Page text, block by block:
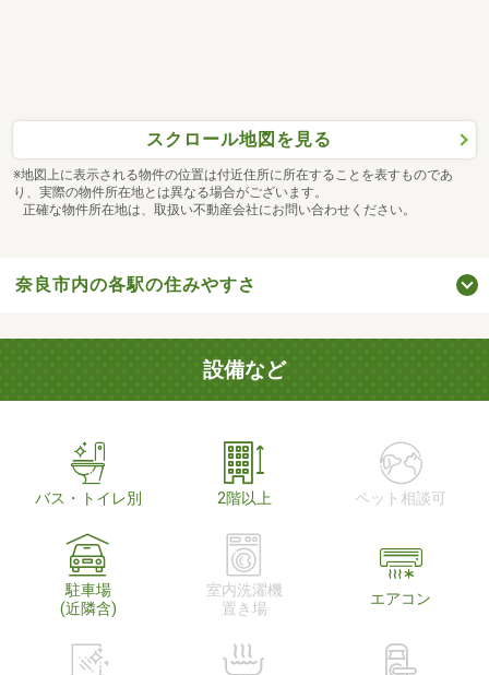
スクロール地図を見る
※地図上に表示される物件の位置は付近住所に所在することを表すものであ
り、実際の物件所在地とは異なる場合がございます。
正確な物件所在地は、取扱い不動産会社にお問い合わせください。
奈良市内の各駅の住みやすさ
設備など
バス・トイレ別 2階以上 ペット相談可
駐車場
(近隣含)
室内洗濯機
置き場
エアコン